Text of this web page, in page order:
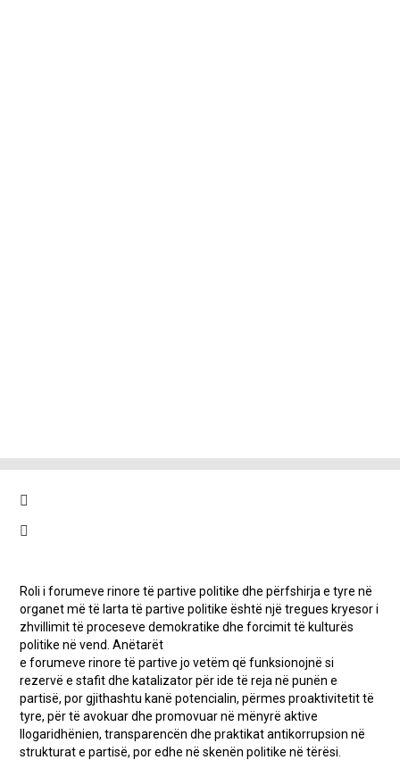
Roli i forumeve rinore të partive politike dhe përfshirja e tyre në
organet më të larta të partive politike është një tregues kryesor i
zhvillimit të proceseve demokratike dhe forcimit të kulturës
politike në vend. Anëtarët
e forumeve rinore të partive jo vetëm që funksionojnë si
rezervë e stafit dhe katalizator për ide të reja në punën e
partisë, por gjithashtu kanë potencialin, përmes proaktivitetit të
tyre, për të avokuar dhe promovuar në mënyrë aktive
llogaridhënien, transparencën dhe praktikat antikorrupsion në
strukturat e partisë, por edhe në skenën politike në tërësi.